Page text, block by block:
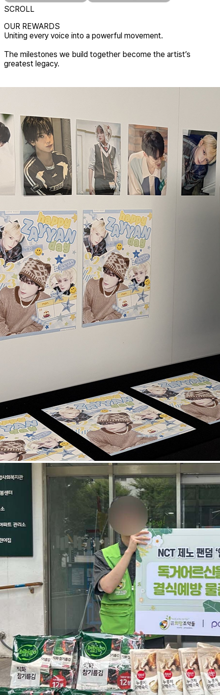
SCROLL
OUR REWARDS
Uniting every voice into a powerful movement.
The milestones we build together become the artist’s
greatest legacy.